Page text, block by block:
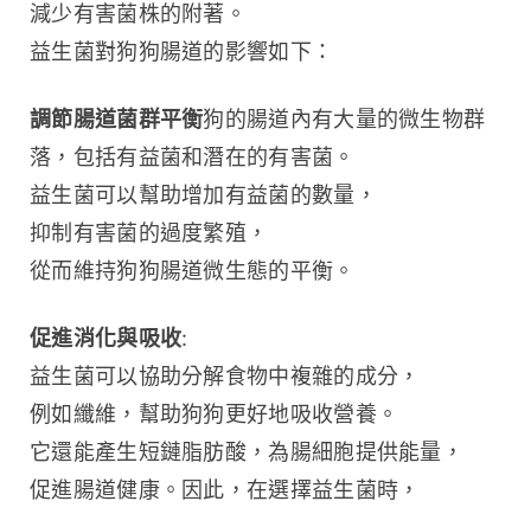
減少有害菌株的附著。
益生菌對狗狗腸道的影響如下：
調節腸道菌群平衡狗的腸道內有大量的微生物群
落，包括有益菌和潛在的有害菌。
益生菌可以幫助增加有益菌的數量，
抑制有害菌的過度繁殖，
從而維持狗狗腸道微生態的平衡。
促進消化與吸收:
益生菌可以協助分解食物中複雜的成分，
例如纖維，幫助狗狗更好地吸收營養。
它還能產生短鏈脂肪酸，為腸細胞提供能量，
促進腸道健康。因此，在選擇益生菌時，